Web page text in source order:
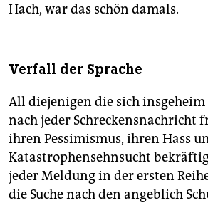
Hach, war das schön damals.
Verfall der Sprache
All diejenigen die sich
nach jeder Schreckensnachricht
ihren Pessimismus, ihren Hass
Katastrophensehnsucht
jeder Meldung in der ersten
die Suche nach den angeblich